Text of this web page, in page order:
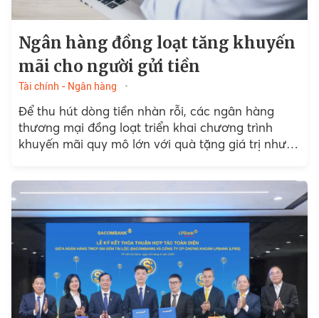
Ngân hàng đồng loạt tăng khuyến
mãi cho người gửi tiền
Tài chính - Ngân hàng
Để thu hút dòng tiền nhàn rỗi, các ngân hàng
thương mại đồng loạt triển khai chương trình
khuyến mãi quy mô lớn với quà tặng giá trị như ô